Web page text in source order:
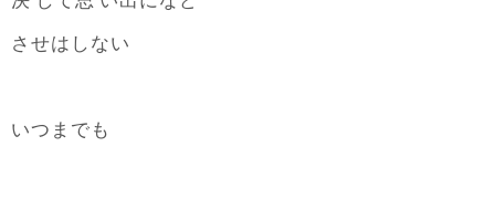
させはしない
いつまでも